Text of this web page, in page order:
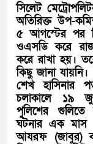
সিলেট
অতিরিক্ত উপ-
৫ আগস্টের পর
ওএসডি করে
করে রাখা হয়।
কিছু জানা যায়নি।
শেখ হাসিনার
চলাকালে ১৯
পুলিশের
ঘটনার এক
আযরফ (জাবুর)